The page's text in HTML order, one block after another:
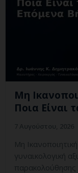
Μη
Ποια Είναι
Μη
γυναικολογική
παρακολούθησης